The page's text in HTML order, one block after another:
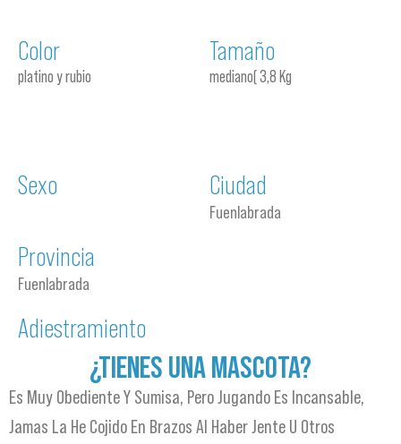
Color
platino y rubio
Tamaño
mediano( 3,8 Kg
Sexo Ciudad
Fuenlabrada
Provincia
Fuenlabrada
Adiestramiento
¿TIENES UNA MASCOTA?
Es Muy Obediente Y Sumisa, Pero Jugando Es Incansable,
Jamas La He Cojido En Brazos Al Haber Jente U Otros